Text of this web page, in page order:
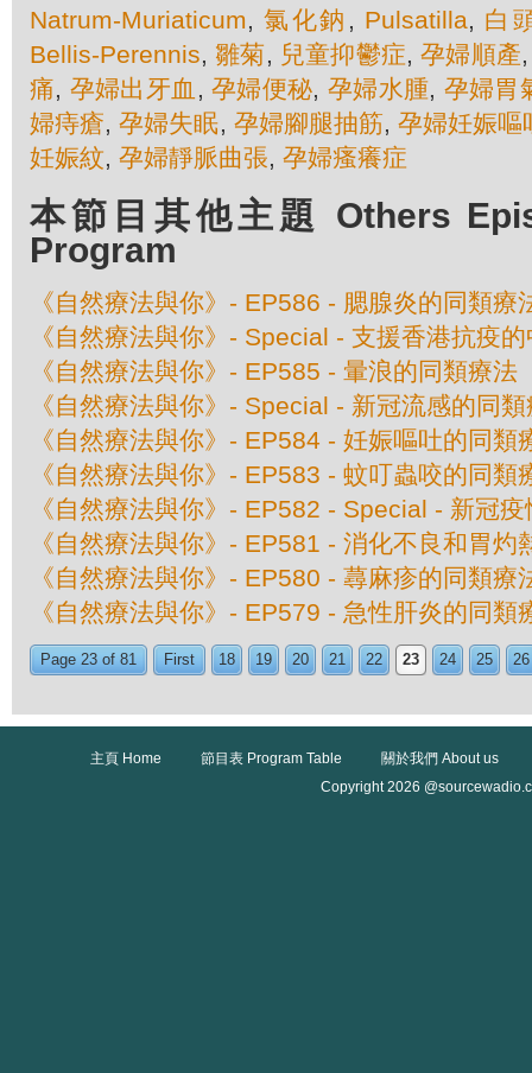
Natrum-Muriaticum,氯化鈉 , Pulsatilla, 白
Bellis-Perennis, 雛菊, 兒童抑鬱症,孕婦順產
痛, 孕婦出牙血 , 孕婦便秘, 孕婦水腫, 孕婦胃
婦痔瘡,孕婦失眠, 孕婦腳腿抽筋,孕婦妊娠嘔
妊娠紋, 孕婦靜脈曲張, 孕婦瘙癢症
本節目其他主題 Others
Program
《自然療法與你》- EP586 - 腮腺炎的同類療
《自然療法與你》- Special - 支援香港抗疫
《自然療法與你》- EP585 - 暈浪的同類療法
《自然療法與你》- Special - 新冠流感的同
《自然療法與你》- EP584 - 妊娠嘔吐的同類
《自然療法與你》- EP583 - 蚊叮蟲咬的同類
《自然療法與你》- EP582 - Special - 新冠
《自然療法與你》- EP581 - 消化不良和胃灼
《自然療法與你》- EP580 - 蕁麻疹的同類療
《自然療法與你》- EP579 - 急性肝炎的同類
Page 23 of 81 First 18 19 20 21 22 23 24 25 26
主頁 Home 節目表 Program Table
關於我們 About us
Copyright 2026